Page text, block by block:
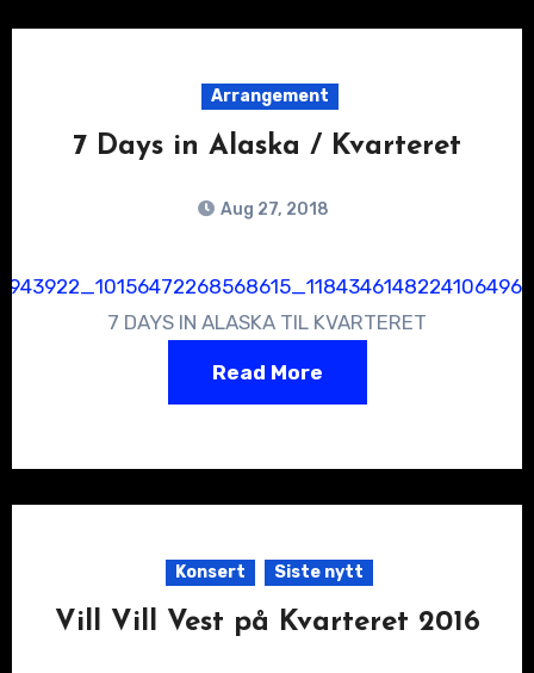
Arrangement
7 Days in Alaska / Kvarteret
Aug 27, 2018
7 DAYS IN ALASKA TIL KVARTERET
Read More
Konsert Siste nytt
Vill Vill Vest på Kvarteret 2016